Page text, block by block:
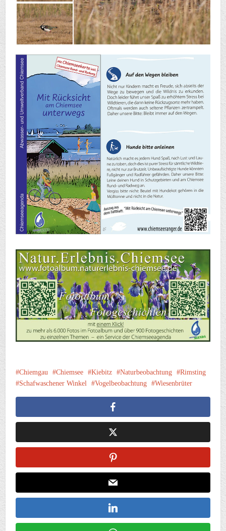
Chiemgau Chiemsee Kiebitz Naturbeobachtung
Rimsting
Schafwaschener Winkel
Vogelbeobachtung Wiesenbrüter